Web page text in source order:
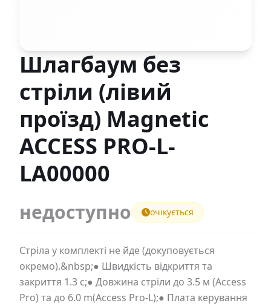
Шлагбаум без
стріли (лівий
проїзд) Magnetic
ACCESS PRO-L-
LA00000
недоступно очікується
Стріла у комплекті не йде (докуповується
окремо).&nbsp;● Швидкість відкриття та
закриття 1.3 с;● Довжина стріли до 3.5 м (Access
Pro) та до 6.0 m(Access Pro-L);● Плата керування